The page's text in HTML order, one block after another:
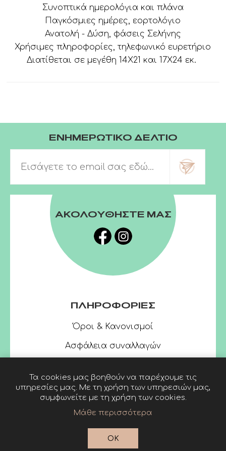
Συνοπτικά ημερολόγια και πλάνα
Παγκόσμιες ημέρες, εορτολόγιο
Ανατολή - Δύση, φάσεις Σελήνης
Χρήσιμες πληροφορίες, τηλεφωνικό ευρετήριο
Διατίθεται σε μεγέθη 14Χ21 και 17Χ24 εκ.
ΕΝΗΜΕΡΩΤΙΚΟ ΔΕΛΤΙΟ
ΑΚΟΛΟΥΘΗΣΤΕ ΜΑΣ
ΠΛΗΡΟΦΟΡΙΕΣ
Όροι & Κανονισμοί
Ασφάλεια συναλλαγών
nopCommerce
Τα cookies μας βοηθούν να παρέχουμε τις
υπηρεσίες μας. Με τη χρήση των υπηρεσιών μας,
συμφωνείτε με τη χρήση των cookies.
Μάθε περισσότερα
OK